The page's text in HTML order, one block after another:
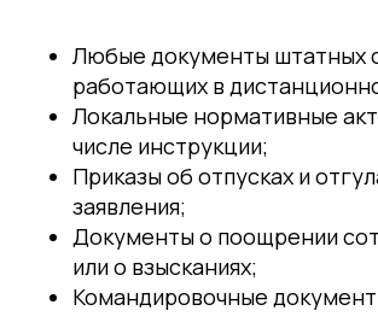
Любые документы штатных
работающих в
Локальные нормативные
числе инструкции;
Приказы об отпусках и
заявления;
Документы о поощрении
или о взысканиях;
Командировочные